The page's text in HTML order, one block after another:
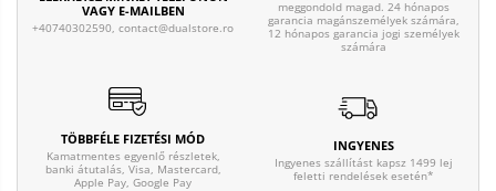
VAGY E-MAILBEN
+40740302590, contact@dualstore.ro
meggondold magad. 24 hónapos
garancia magánszemélyek számára,
12 hónapos garancia jogi személyek
számára
TÖBBFÉLE FIZETÉSI MÓD
Kamatmentes egyenlő részletek,
banki átutalás, Visa, Mastercard,
Apple Pay, Google Pay
INGYENES
Ingyenes szállítást kapsz 1499 lej
feletti rendelések esetén*